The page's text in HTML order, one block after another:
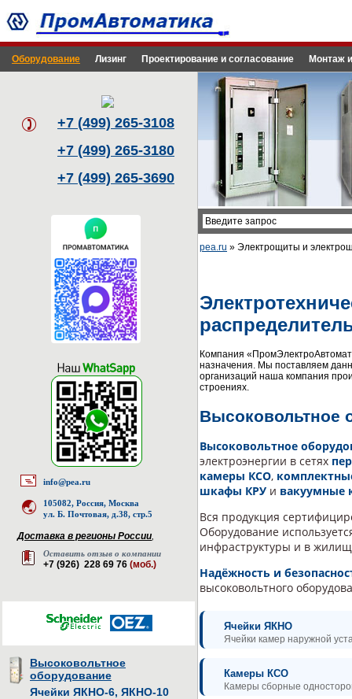
Оборудование Лизинг Проектирование и согласование Монтаж
+7 (499) 265-3108
+7 (499) 265-3180
+7 (499) 265-3690
info@pea.ru
105082, Россия, Москва
ул. Б. Почтовая, д.38, стр.5
Доставка в регионы России,
Оставить отзыв о компании
+7 (926) 228 69 76 (моб.)
Высоковольтное
оборудование
Ячейки ЯКНО-6, ЯКНО-10
pea.ru » Электрощиты и
Компания
назначения. Мы поставляем
организаций наша компания
строениях.
Высоковольтное
электроэнергии в сетях
камеры КСО,
шкафы КРУ и вакуумные
Вся продукция
Оборудование
инфраструктуры и в
Надёжность и
высоковольтного
Ячейки ЯКНО
Ячейки камер наружной
Камеры КСО
Камеры сборные